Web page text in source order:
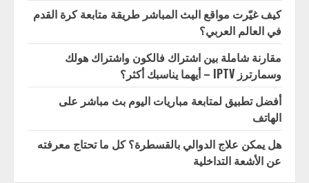
كيف غيّرت مواقع البث المباشر طريقة متابعة كرة القدم
في العالم العربي؟
مقارنة شاملة بين اشتراك فالكون واشتراك هولك
وسمارترز IPTV – أيهما يناسبك أكثر؟
أفضل تطبيق لمتابعة مباريات اليوم بث مباشر على
الهاتف
هل يمكن علاج الدوالي بالقسطرة؟ كل ما تحتاج معرفته
عن الأشعة التداخلية